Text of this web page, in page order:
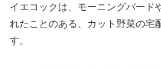
イエコックは、モーニングバード
れたことのある、カット野菜の宅
す。